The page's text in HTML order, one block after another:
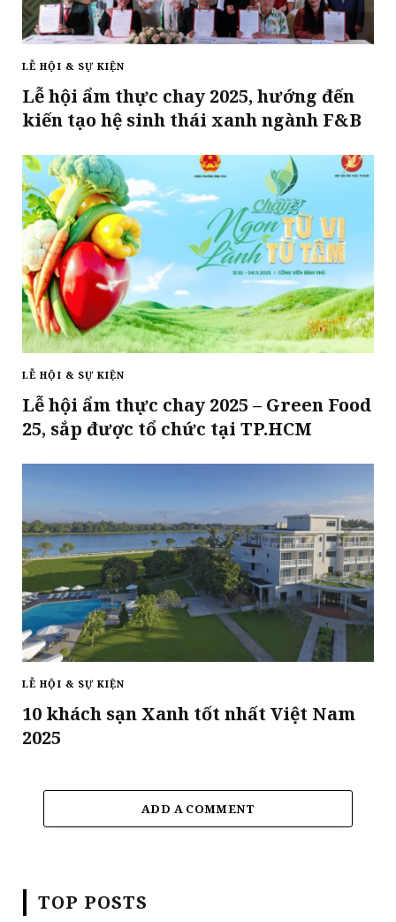
LỄ HỘI & SỰ KIỆN
Lễ hội ẩm thực chay 2025, hướng đến
kiến tạo hệ sinh thái xanh ngành F&B
LỄ HỘI & SỰ KIỆN
Lễ hội ẩm thực chay 2025 – Green Food
25, sắp được tổ chức tại TP.HCM
LỄ HỘI & SỰ KIỆN
10 khách sạn Xanh tốt nhất Việt Nam
2025
ADD A COMMENT
TOP POSTS